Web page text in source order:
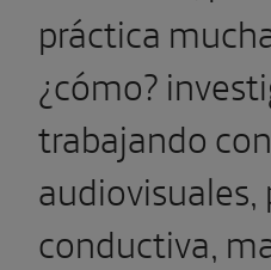
práctica
¿cómo?
trabajando
conductiva,